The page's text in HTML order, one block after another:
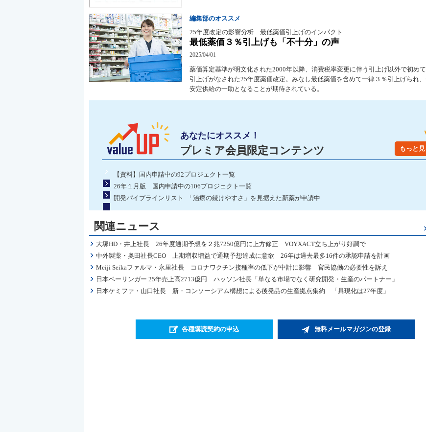
編集部のオススメ
25年度改定の影響分析 最低薬価引上げのインパクト
最低薬価３％引上げも「不十分」の声
2025/04/01
薬価算定基準が明文化された2000年以降、消費税率変更に伴う引上げ以外で初め
引上げがなされた25年度薬価改定。みなし最低薬価を含めて一律３％引上げられ
安定供給の一助となることが期待されている。
あなたにオススメ！
プレミア会員限定コンテンツ もっと見
【資料】国内申請中の92プロジェクト一覧
26年１月版 国内申請中の106プロジェクト一覧
開発パイプラインリスト 「治療の続けやすさ」を見据えた新薬が申請中
関連ニュース
大塚HD・井上社長 26年度通期予想を２兆7250億円に上方修正 VOYXACT立ち上がり好調で
中外製薬・奥田社長CEO 上期増収増益で通期予想達成に意欲 26年は過去最多16件の承認申請を計画
Meiji Seikaファルマ・永里社長 コロナワクチン接種率の低下が中計に影響 官民協働の必要性を訴え
日本ベーリンガー 25年売上高2713億円 ハッソン社長「単なる市場でなく研究開発・生産のパートナー」
日本ケミファ・山口社長 新・コンソーシアム構想による後発品の生産拠点集約 「具現化は27年度」
各種購読契約の申込 無料メールマガジンの登録